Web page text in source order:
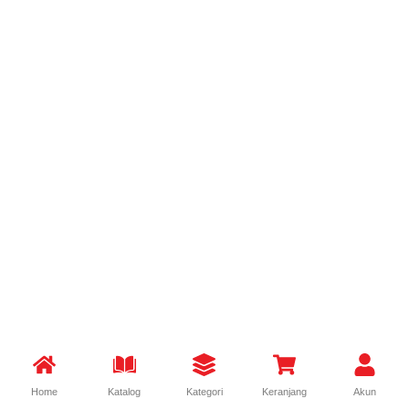
Home Katalog Kategori Keranjang Akun